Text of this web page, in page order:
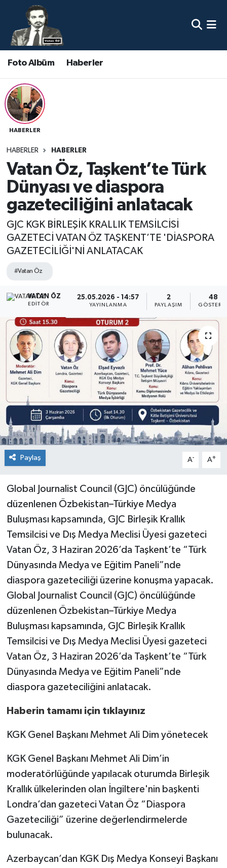
Foto Albüm Haberler
HABERLER
HABERLER HABERLER
Vatan Öz, Taşkent’te Türk
Dünyası ve diaspora
gazeteciliğini anlatacak
GJC KGK BİRLEŞİK KRALLIK TEMSİLCİSİ
GAZETECİ VATAN ÖZ TAŞKENT’TE 'DİASPORA
GAZETECİLİĞİ'Nİ ANLATACAK
#Vatan Öz
VATAN ÖZ
EDITÖR
25.05.2026 - 14:57
YAYINLANMA
2
PAYLAŞIM
48
Paylaş A- A+
Global Journalist Council (GJC) öncülüğünde
düzenlenen Özbekistan–Türkiye Medya
Buluşması kapsamında, GJC Birleşik Krallık
Temsilcisi ve Dış Medya Meclisi Üyesi gazeteci
Vatan Öz, 3 Haziran 2026’da Taşkent’te “Türk
Dünyasında Medya ve Eğitim Paneli”nde
diaspora gazeteciliği üzerine konuşma yapacak.
Global Journalist Council (GJC) öncülüğünde
düzenlenen Özbekistan–Türkiye Medya
Buluşması kapsamında, GJC Birleşik Krallık
Temsilcisi ve Dış Medya Meclisi Üyesi gazeteci
Vatan Öz, 3 Haziran 2026’da Taşkent’te “Türk
Dünyasında Medya ve Eğitim Paneli”nde
diaspora gazeteciliğini anlatacak.
Haberin tamamı için tıklayınız
KGK Genel Başkanı Mehmet Ali Dim yönetecek
KGK Genel Başkanı Mehmet Ali Dim’in
moderatörlüğünde yapılacak oturumda Birleşik
Krallık ülkelerinden olan İngiltere'nin başkenti
Londra’dan gazeteci Vatan Öz “Diaspora
Gazeteciliği” üzerine değerlendirmelerde
bulunacak.
Azerbaycan’dan KGK Dış Medya Konseyi Başkanı
Nöbetçi Eczaneler
Hava Durumu
Namaz Vakitleri
Trafik Durumu
Tüm Manşetler
Son Dakika Haberleri
Haber Arşivi